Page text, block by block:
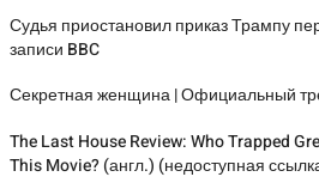
Судья приостановил приказ Трампу
записи BBC
Секретная женщина | Официальный
The Last House Review: Who Trapped
This Movie? (англ.) (недоступная